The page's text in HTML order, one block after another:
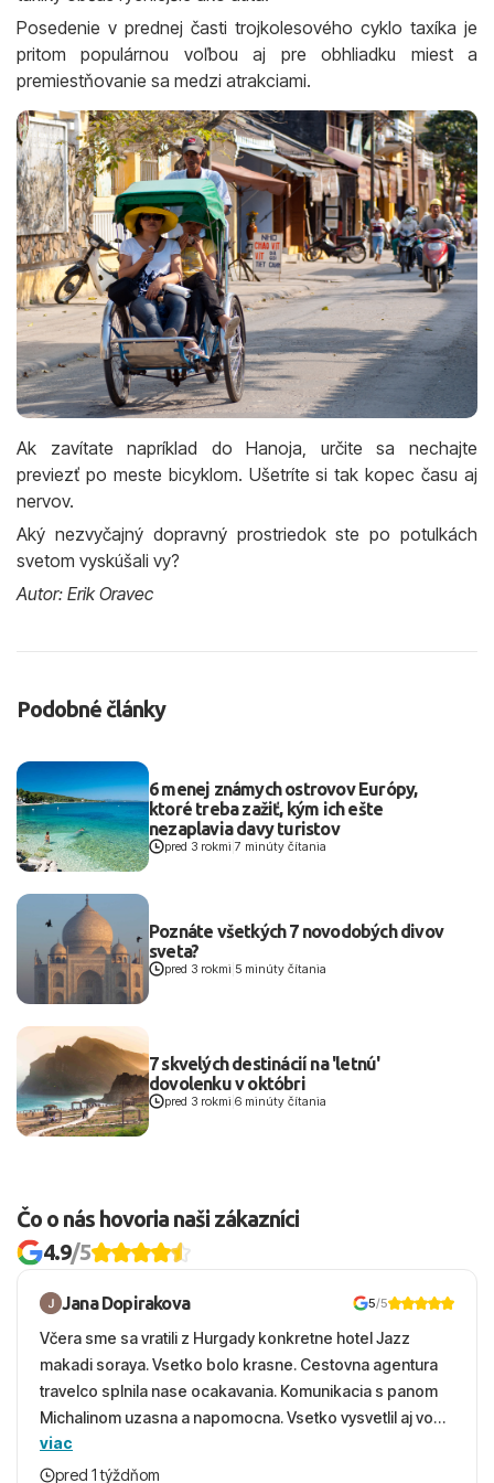
Posedenie v prednej časti trojkolesového cyklo taxíka je
pritom populárnou voľbou aj pre obhliadku miest a
premiestňovanie sa medzi atrakciami.
Ak zavítate napríklad do Hanoja, určite sa nechajte
previezť po meste bicyklom. Ušetríte si tak kopec času aj
nervov.
Aký nezvyčajný dopravný prostriedok ste po potulkách
svetom vyskúšali vy?
Autor: Erik Oravec
Podobné články
6 menej známych ostrovov Európy,
ktoré treba zažiť, kým ich ešte
nezaplavia davy turistov
pred 3 rokmi |7 minúty čítania
Poznáte všetkých 7 novodobých divov
sveta?
pred 3 rokmi 5 minúty čítania
7 skvelých destinácií na 'letnú'
dovolenku v októbri
pred 3 rokmi 6 minúty čítania
Čo o nás hovoria naši zákazníci
4.9/5
Jana Dopirakova 5/5
Včera sme sa vratili z Hurgady konkretne hotel Jazz
makadi soraya. Vsetko bolo krasne. Cestovna agentura
travelco splnila nase ocakavania. Komunikacia s panom
Michalinom uzasna a napomocna. Vsetko vysvetlil aj vo
vecernych hodinach zaco sa ospravedlnujem. Hotel
krasny, cisty. Sluzby top. Strava, prostredie, more,
viac
pred 1 týždňom